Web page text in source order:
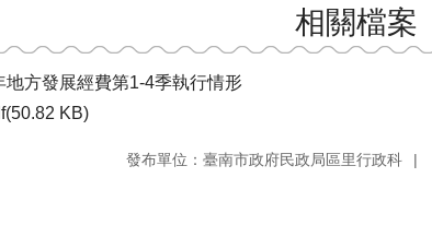
相關檔案
地方發展經費第1-4季執行情形
KB)
發布單位：臺南市政府民政局區里行政科